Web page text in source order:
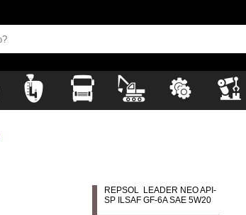
REPSOL LEADER NEO API-
SP ILSAF GF-6A SAE 5W20